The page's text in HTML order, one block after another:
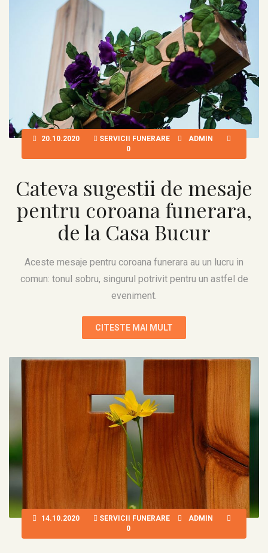
20.10.2020 SERVICII FUNERARE
ADMIN
0
Cateva sugestii de mesaje
pentru coroana funerara,
de la Casa Bucur
Aceste mesaje pentru coroana funerara au un lucru in
comun: tonul sobru, singurul potrivit pentru un astfel de
eveniment.
CITESTE MAI MULT
14.10.2020 SERVICII FUNERARE
ADMIN
0